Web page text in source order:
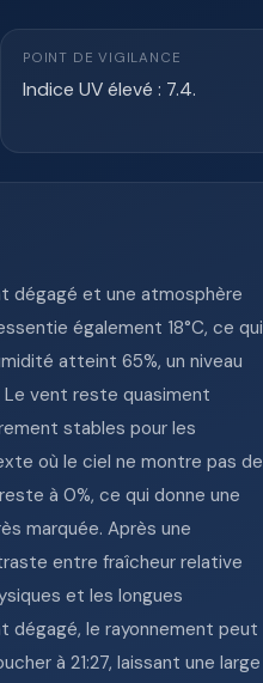
POINT DE VIGILANCE
Indice UV élevé : 7.4.
dégagé et une atmosphère
également 18°C, ce qui
atteint 65%, un niveau
Le vent reste quasiment
stables pour les
où le ciel ne montre pas de
à 0%, ce qui donne une
marquée. Après une
entre fraîcheur relative
et les longues
dégagé, le rayonnement peut
à 21:27, laissant une large